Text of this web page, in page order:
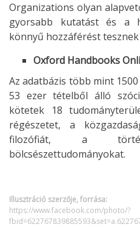
Organizations olyan
gyorsabb kutatást és a
könnyű hozzáférést
Oxford Handbooks
Az adatbázis több mint
53 ezer tételből álló
kötetek 18
régészetet, a
filozófiát, a
bölcsészettudományokat.
Illusztráció szerzője, forrása:
https://www.facebook.com/photo/?